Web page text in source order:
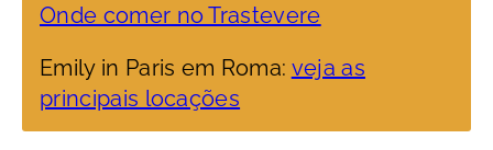
Onde comer no Trastevere
Emily in Paris em Roma: veja as
principais locações